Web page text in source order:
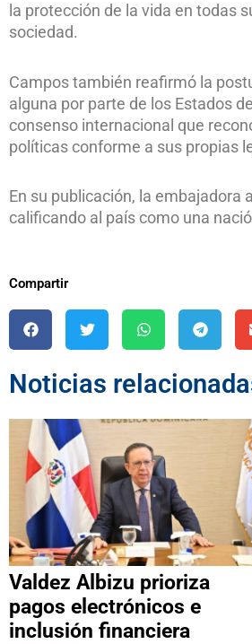
la protección de la vida en todas
sociedad.
Campos también reafirmó la
alguna por parte de los Estados
consenso internacional que
políticas conforme a sus propias
En su publicación, la embajadora
calificando al país como una
Compartir
Noticias
Valdez Albizu prioriza
pagos electrónicos e
inclusión financiera